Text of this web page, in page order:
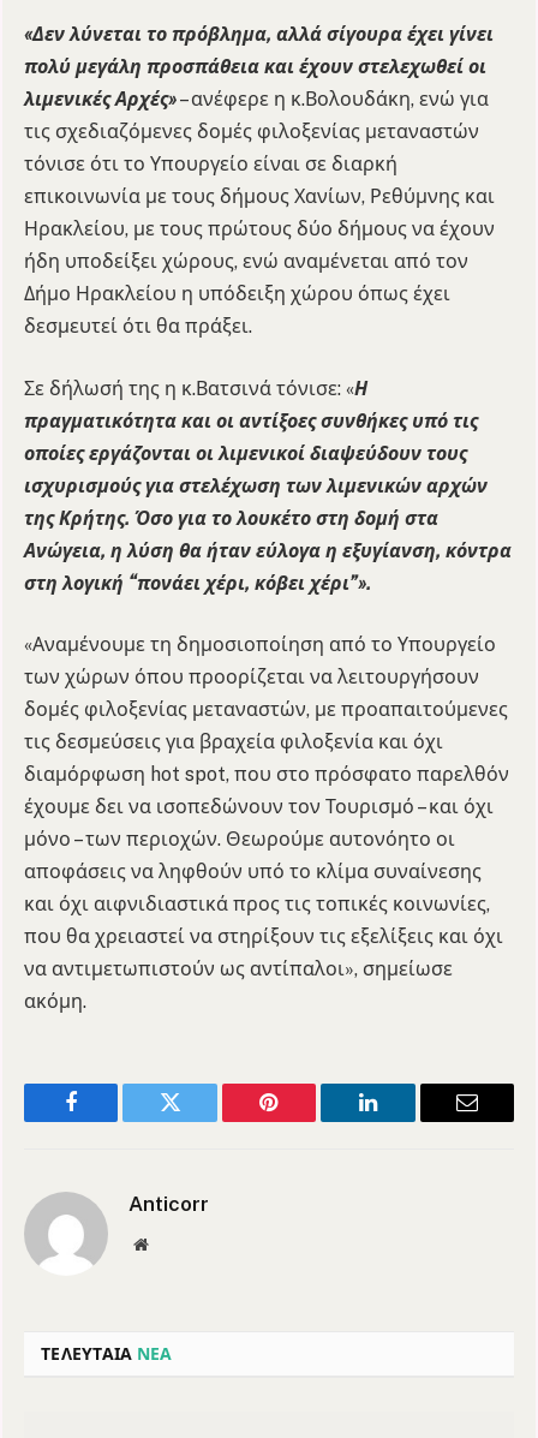
«Δεν λύνεται το πρόβλημα, αλλά σίγουρα έχει γίνει
πολύ μεγάλη προσπάθεια και έχουν στελεχωθεί οι
λιμενικές Αρχές»– ανέφερε η κ.Βολουδάκη, ενώ για
τις σχεδιαζόμενες δομές φιλοξενίας μεταναστών
τόνισε ότι το Υπουργείο είναι σε διαρκή
επικοινωνία με τους δήμους Χανίων, Ρεθύμνης και
Ηρακλείου, με τους πρώτους δύο δήμους να έχουν
ήδη υποδείξει χώρους, ενώ αναμένεται από τον
Δήμο Ηρακλείου η υπόδειξη χώρου όπως έχει
δεσμευτεί ότι θα πράξει.
Σε δήλωσή της η κ.Βατσινά τόνισε: «Η
πραγματικότητα και οι αντίξοες συνθήκες υπό τις
οποίες εργάζονται οι λιμενικοί διαψεύδουν τους
ισχυρισμούς για στελέχωση των λιμενικών αρχών
της Κρήτης. Όσο για το λουκέτο στη δομή στα
Ανώγεια, η λύση θα ήταν εύλογα η εξυγίανση, κόντρα
στη λογική “πονάει χέρι, κόβει χέρι”».
«Αναμένουμε τη δημοσιοποίηση από το Υπουργείο
των χώρων όπου προορίζεται να λειτουργήσουν
δομές φιλοξενίας μεταναστών, με προαπαιτούμενες
τις δεσμεύσεις για βραχεία φιλοξενία και όχι
διαμόρφωση hot spot, που στο πρόσφατο παρελθόν
έχουμε δει να ισοπεδώνουν τον Τουρισμό – και όχι
μόνο – των περιοχών. Θεωρούμε αυτονόητο οι
αποφάσεις να ληφθούν υπό το κλίμα συναίνεσης
και όχι αιφνιδιαστικά προς τις τοπικές κοινωνίες,
που θα χρειαστεί να στηρίξουν τις εξελίξεις και όχι
να αντιμετωπιστούν ως αντίπαλοι», σημείωσε
ακόμη.
Facebook Twitter Pinterest LinkedIn Email
Anticorr
Website
ΤΕΛΕΥΤΑΙΑ ΝΕΑ